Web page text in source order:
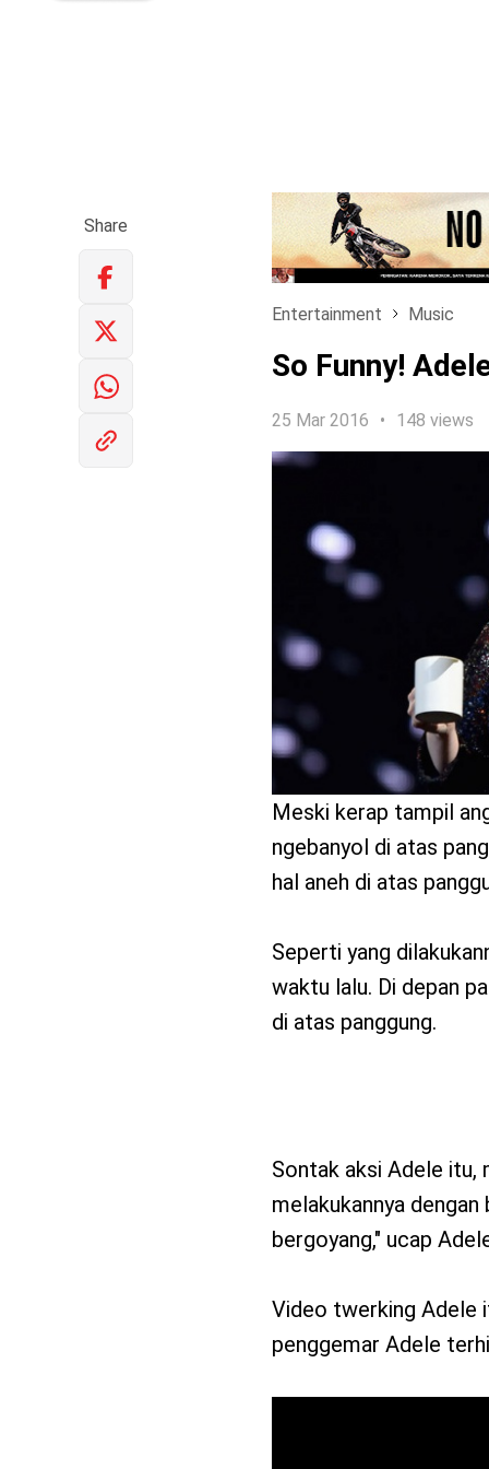
menarik
Share
Entertainment Music
So Funny!
25 Mar 2016 148 views
Meski kerap tampil
ngebanyol di atas
hal aneh di atas
Seperti yang
waktu lalu. Di depan
di atas panggung.
Sontak aksi Adele itu,
melakukannya dengan
bergoyang," ucap
Video twerking Adele
penggemar Adele